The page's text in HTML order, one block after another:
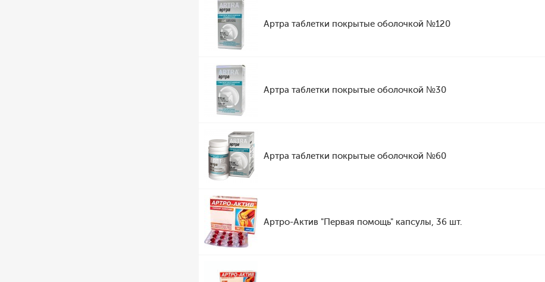
Артра таблетки покрытые оболочкой №120
Артра таблетки покрытые оболочкой №30
Артра таблетки покрытые оболочкой №60
Артро-Актив "Первая помощь" капсулы, 36 шт.